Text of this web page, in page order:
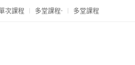
次課程 多堂課程- 多堂課程